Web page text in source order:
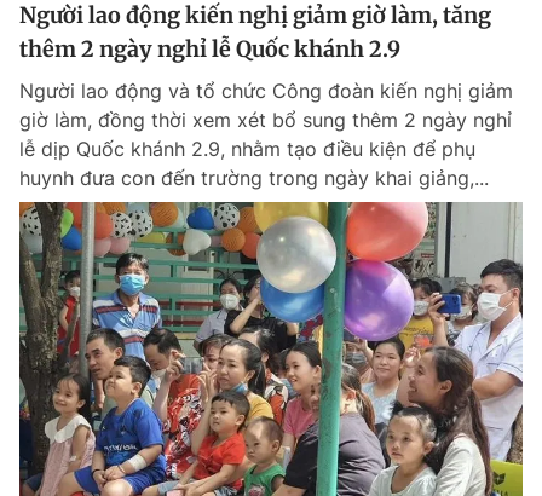
Người lao động kiến nghị giảm giờ làm, tăng
thêm 2 ngày nghỉ lễ Quốc khánh 2.9
Người lao động và tổ chức Công đoàn kiến nghị giảm
giờ làm, đồng thời xem xét bổ sung thêm 2 ngày nghỉ
lễ dịp Quốc khánh 2.9, nhằm tạo điều kiện để phụ
huynh đưa con đến trường trong ngày khai giảng,...